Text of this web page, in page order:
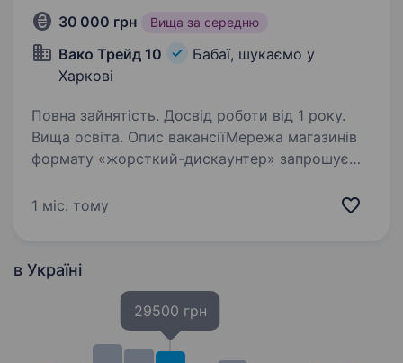
30 000 грн Вища за середню
Вако Трейд 10
Бабаї, шукаємо у
Харкові
Повна зайнятість. Досвід роботи від 1 року.
Вища освіта. Опис вакансіїМережа магазинів
формату «жорсткий-дискаунтер» запрошує
Вимоги: Досвід у сфері роздрібної торгівлі
1 міс. тому
в Україні
29500 грн